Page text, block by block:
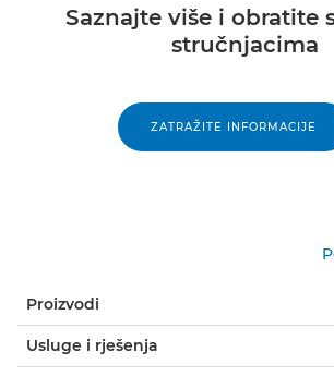
Saznajte više i obratite
stručnjacima
ZATRAŽITE INFORMACIJE
Proizvodi
Usluge i rješenja